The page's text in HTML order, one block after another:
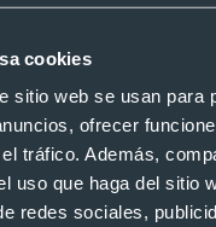
cookies
sitio web se usan para
ofrecer
tráfico. Además,
uso que haga del sitio
redes sociales,
con
ring spun
MPS180 Keya